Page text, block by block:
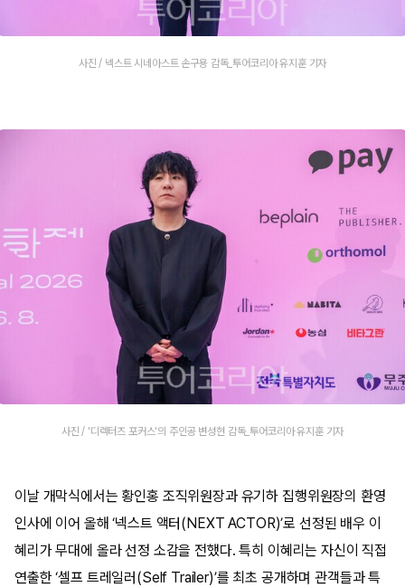
사진 / 넥스트 시네아스트 손구용 감독_투어코리아 유지훈 기자
사진 / '디렉터즈 포커스'의 주인공 변성현 감독_투어코리아 유지훈 기자
이날 개막식에서는 황인홍 조직위원장과 유기하 집행위원장의 환영
인사에 이어 올해 ‘넥스트 액터(NEXT ACTOR)’로 선정된 배우 이
혜리가 무대에 올라 선정 소감을 전했다. 특히 이혜리는 자신이 직접
연출한 ‘셀프 트레일러(Self Trailer)’를 최초 공개하며 관객들과 특